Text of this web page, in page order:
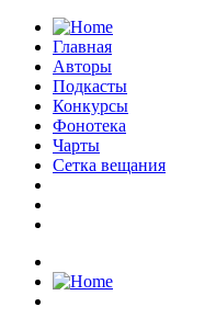
Главная
Авторы
Подкасты
Конкурсы
Фонотека
Чарты
Сетка вещания